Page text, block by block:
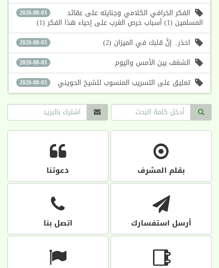
2026-08-03 الفكر الخرافي الكلامي وجنايته على عقائد
المسلمين (1) أسباب حرص الغرب على إحياء هذا الفكر (1)
2026-08-03 احذر.. إنَّ قلبك في الميزان (2)
2026-08-03 الشغف بين الأمس واليوم
2026-08-03 تعليق على التسريب المنسوب للشيخ الحويني
بقلم المشرف دعوتنا
أرسل استفسارك اتصل بنا